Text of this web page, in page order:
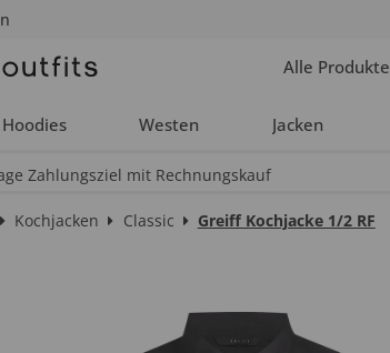
Alle Produkte
Hoodies Westen Jacken
Zahlungsziel mit Rechnungskauf
Kochjacken Classic Greiff Kochjacke 1/2 RF